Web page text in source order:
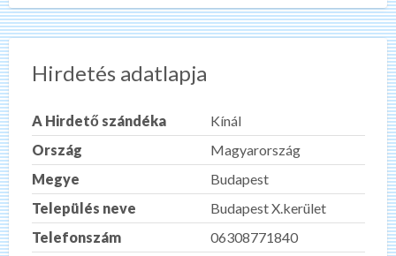
Hirdetés adatlapja
A Hirdető szándéka
Kínál
Ország
Magyarország
Megye
Budapest
Település neve
Budapest X.kerület
Telefonszám
06308771840